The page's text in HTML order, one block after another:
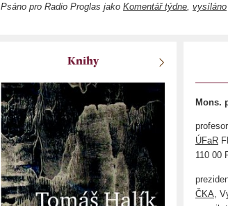
Psáno pro Radio Proglas jako Komentář týdne vysíláno
Knihy
Mons.
ÚFaR
110 00
ČKA ,